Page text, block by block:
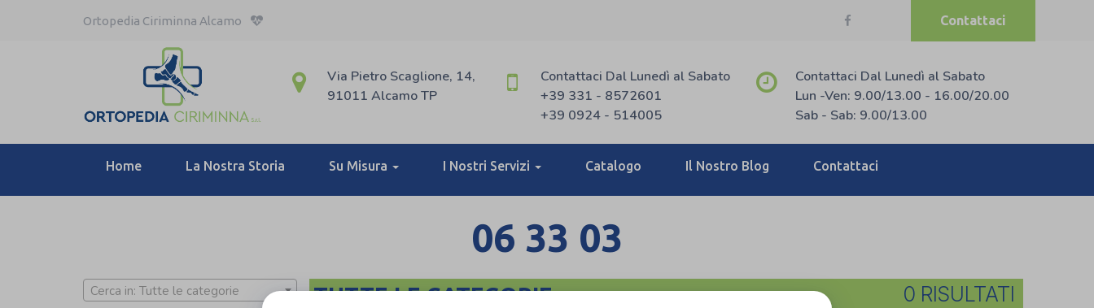
Ortopedia Ciriminna Alcamo Contattaci
Via Pietro Scaglione, 14,
91011 Alcamo TP
Contattaci Dal Lunedì al Sabato
+39 331 - 8572601
+39 0924 - 514005
Contattaci Dal Lunedì al Sabato
Lun -Ven: 9.00/13.00 - 16.00/20.00
Sab - Sab: 9.00/13.00
Home La Nostra Storia Su Misura I Nostri Servizi Catalogo Il Nostro Blog Contattaci
06 33 03
Cerca in: Tutte le categorie TUTTE LE CATEGORIE 0 RISULTATI